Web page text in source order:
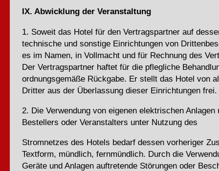
IX. Abwicklung der Veranstaltung
1. Soweit das Hotel für den Vertragspartner auf
technische und sonstige Einrichtungen von
es im Namen, in Vollmacht und für Rechnung des
Der Vertragspartner haftet für die pflegliche
ordnungsgemäße Rückgabe. Er stellt das Hotel von
Dritter aus der Überlassung dieser Einrichtungen frei.
2. Die Verwendung von eigenen elektrischen Anlagen
Bestellers oder Veranstalters unter Nutzung des
Stromnetzes des Hotels bedarf dessen vorheriger
Textform, mündlich, fernmündlich. Durch die
Geräte und Anlagen auftretende Störungen oder